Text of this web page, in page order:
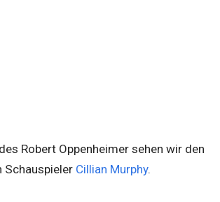
Robert Oppenheimer sehen wir den
Schauspieler Cillian Murphy.